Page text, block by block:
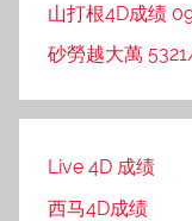
山打根4D成绩
砂勞越大萬
Live 4D 成绩
西马4D成绩